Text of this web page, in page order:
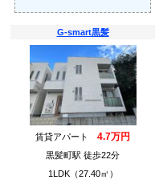
G-smart黒髪
賃貸アパート 4.7万円
黒髪町駅 徒歩22分
1LDK（27.40㎡）